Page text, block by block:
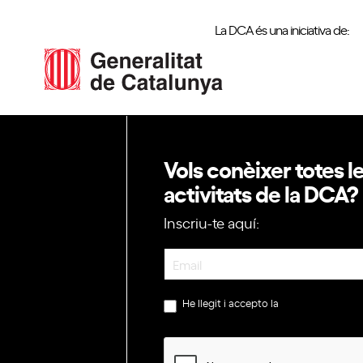
La DCA és una iniciativa de:
Vols conèixer totes
activitats de la DCA?
Inscriu-te aquí:
Newsletter
He llegit i accepto la